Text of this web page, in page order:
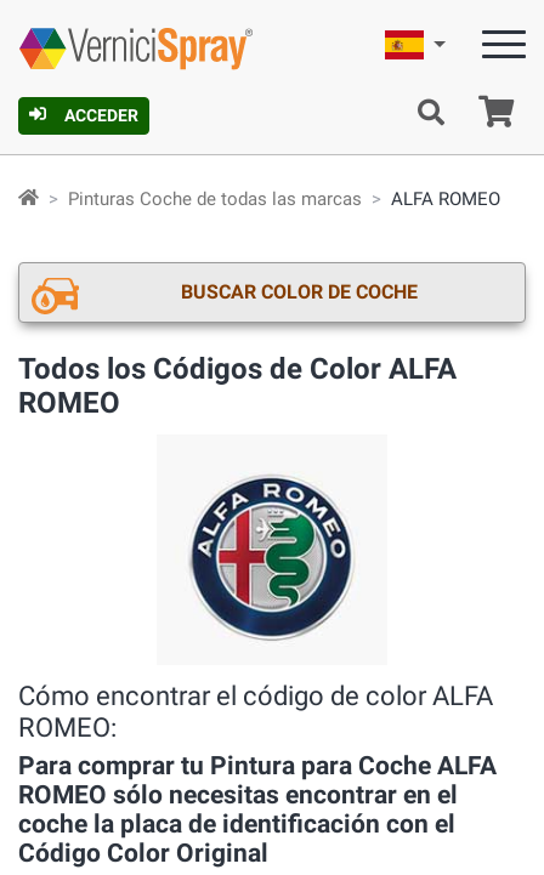
ACCEDER
Español
Pinturas Coche de todas las marcas ALFA ROMEO
BUSCAR COLOR DE COCHE
Todos los Códigos de Color ALFA
ROMEO
Cómo encontrar el código de color ALFA
ROMEO:
Para comprar tu Pintura para Coche ALFA
ROMEO sólo necesitas encontrar en el
coche la placa de identificación con el
Código Color Original